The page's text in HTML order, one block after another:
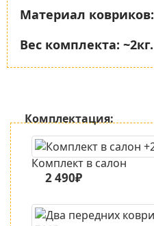
Материал ковриков:
Вес комплекта: ~2кг.
Комплектация:
Комплект в салон
2 490₽